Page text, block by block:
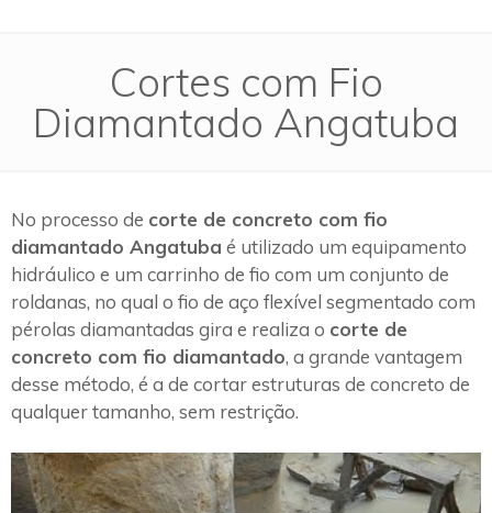
Cortes com Fio
Diamantado Angatuba
No processo de corte de concreto com fio
diamantado Angatuba é utilizado um equipamento
hidráulico e um carrinho de fio com um conjunto de
roldanas, no qual o fio de aço flexível segmentado com
pérolas diamantadas gira e realiza o corte de
concreto com fio diamantado, a grande vantagem
desse método, é a de cortar estruturas de concreto de
qualquer tamanho, sem restrição.